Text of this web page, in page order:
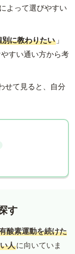
よって選びやすい
別に教わりたい 」
やすい通い方から考
せて見ると、自分
す
酸素運動を続けた
人に向いていま